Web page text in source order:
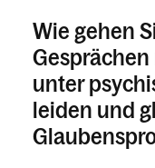
Wie gehen
unter
leiden und